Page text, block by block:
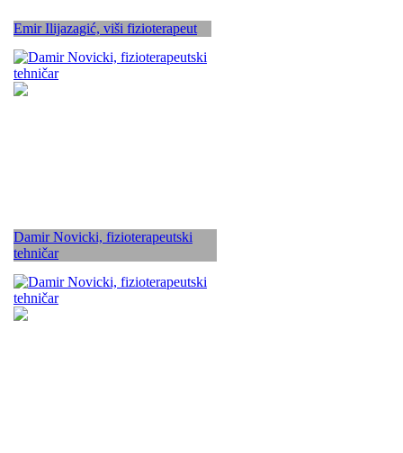
Emir Ilijazagić, viši fizioterapeut
Damir Novicki, fizioterapeutski
tehničar